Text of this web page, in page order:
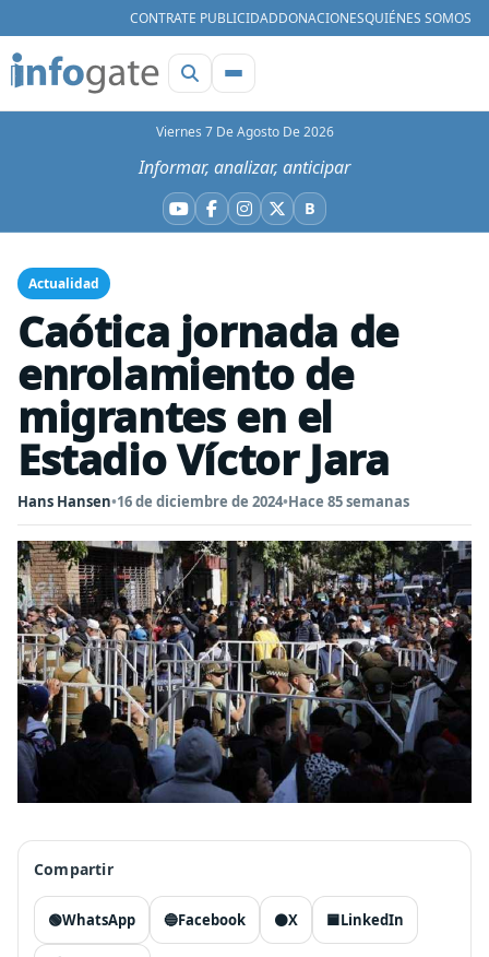
CONTRATE PUBLICIDADDONACIONESQUIÉNES SOMOS
Viernes 7 De Agosto De 2026
Informar, analizar, anticipar
YouTube
Facebook
Instagram
X BBluesky
Actualidad
Caótica jornada de
enrolamiento de
migrantes en el
Estadio Víctor Jara
Hans Hansen•16 de diciembre de 2024•Hace 85 semanas
Compartir
🟢WhatsApp 🔵Facebook ⚫X 🟦LinkedIn